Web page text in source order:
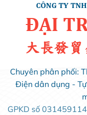
CÔNG TY
ĐẠI
大長發
Chuyên phân phối:
Điện dân dụng -
GPKD số